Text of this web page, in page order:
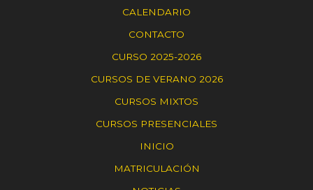
CALENDARIO
CONTACTO
CURSO 2025-2026
CURSOS DE VERANO 2026
CURSOS MIXTOS
CURSOS PRESENCIALES
INICIO
MATRICULACIÓN